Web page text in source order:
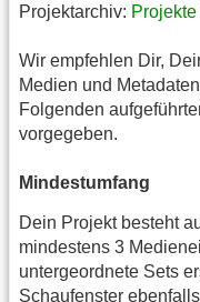
Projektarchiv:
Wir empfehlen Dir,
Medien und
Folgenden
vorgegeben.
Mindestumfang
Dein Projekt besteht
mindestens 3
untergeordnete Sets
Schaufenster